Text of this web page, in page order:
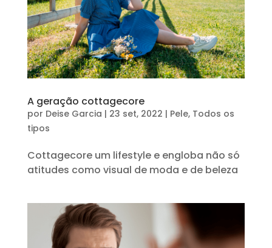
A geração cottagecore
por Deise Garcia | 23 set, 2022 | Pele, Todos os
tipos
Cottagecore um lifestyle e engloba não só
atitudes como visual de moda e de beleza